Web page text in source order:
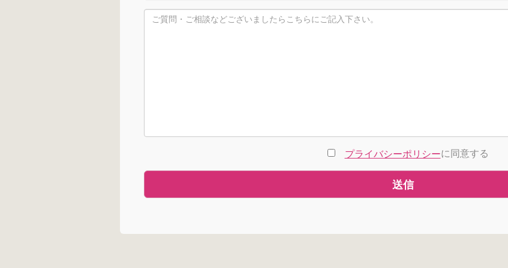
プライバシーポリシーに同意する